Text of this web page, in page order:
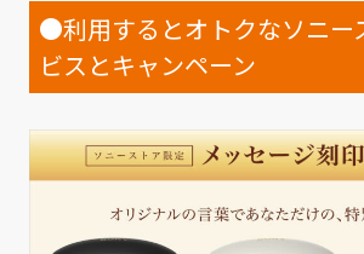
●利用するとオトクなソニー
ビスとキャンペーン